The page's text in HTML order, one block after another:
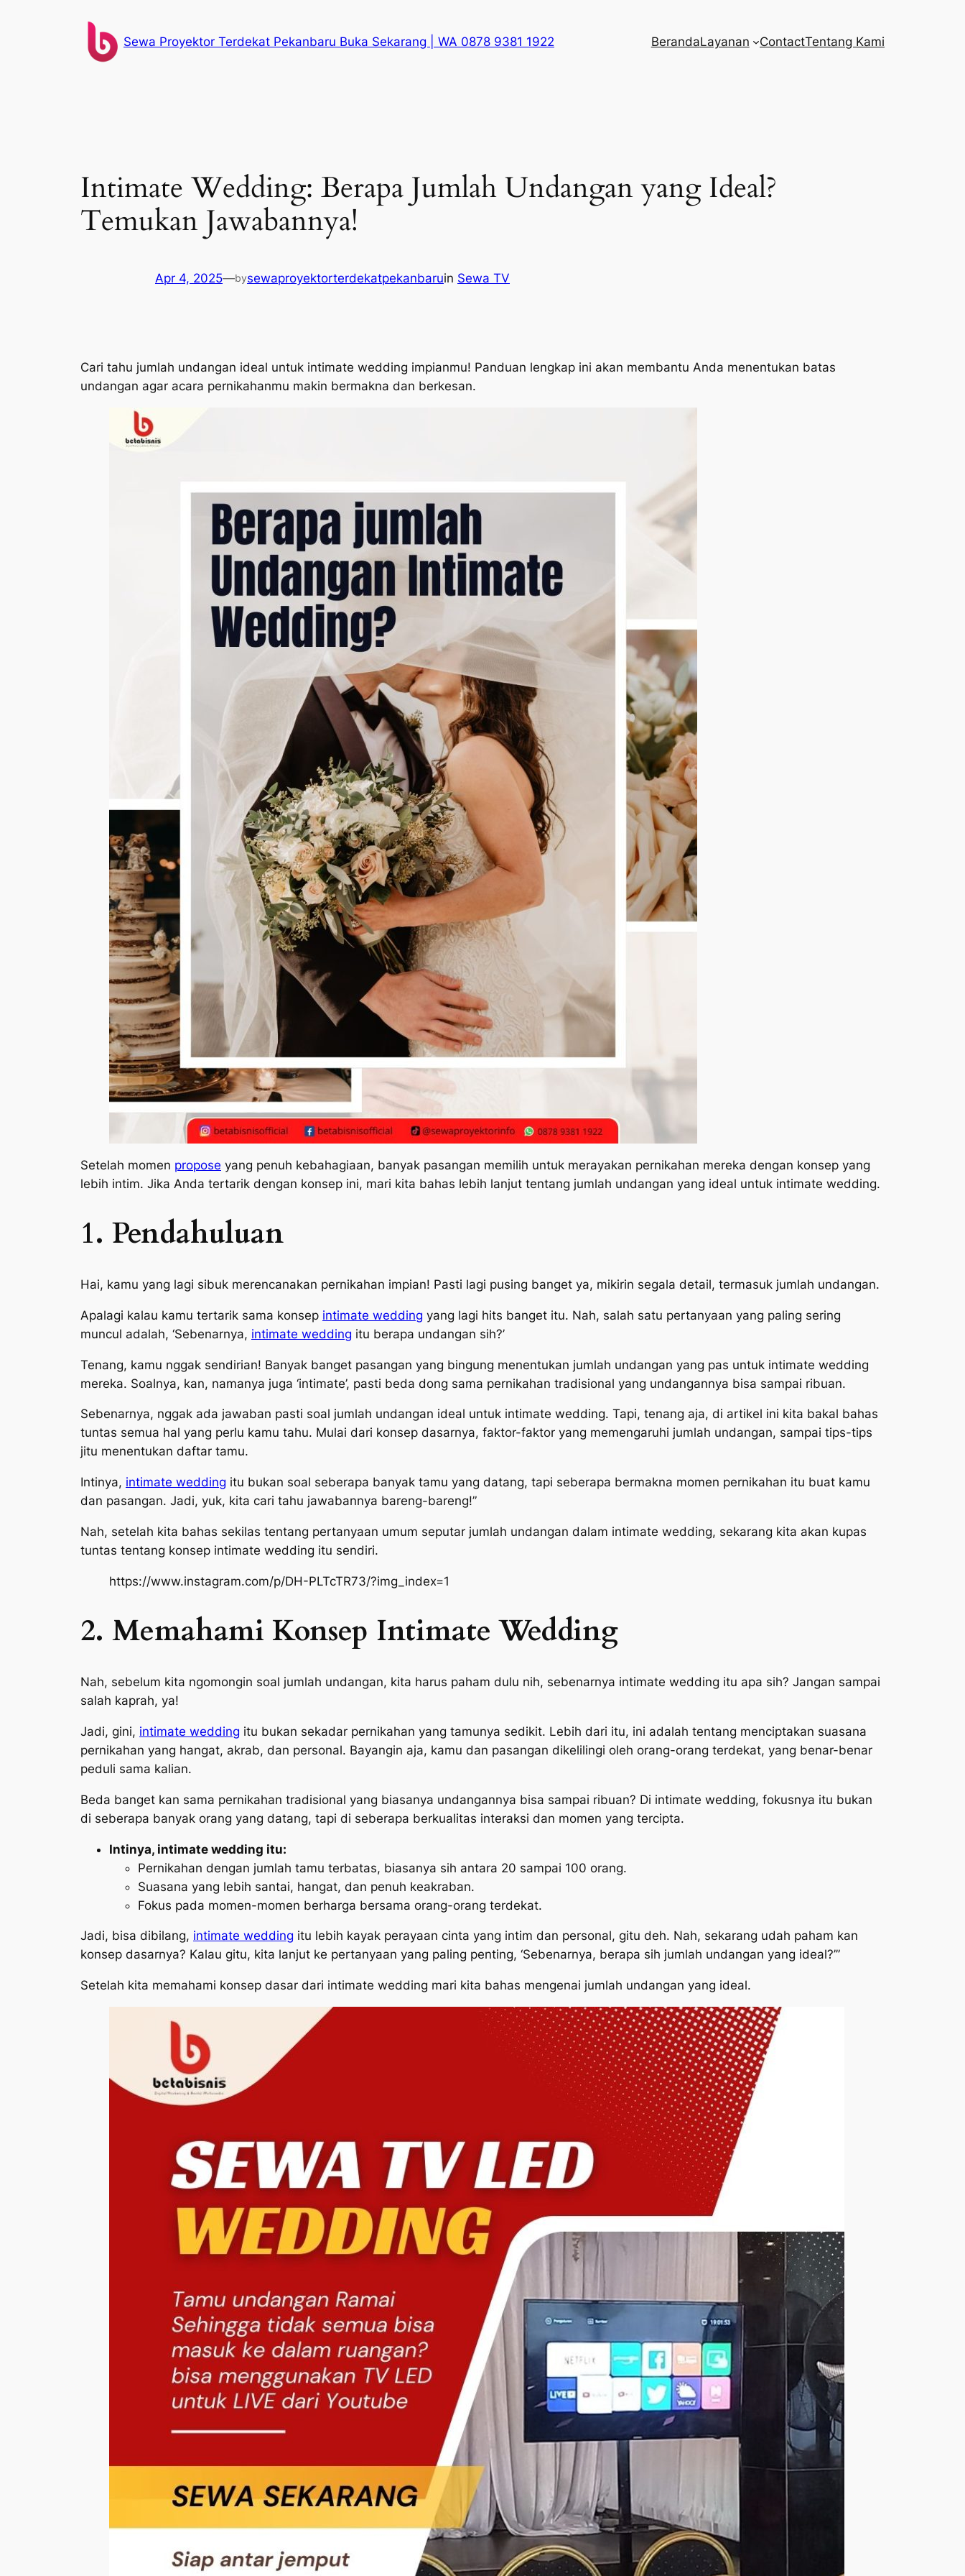
Sewa Proyektor Terdekat Pekanbaru Buka Sekarang | WA 0878 9381 1922 BerandaLayanan ContactTentang Kami
Intimate Wedding: Berapa Jumlah Undangan yang Ideal?
Temukan Jawabannya!
Apr 4, 2025—bysewaproyektorterdekatpekanbaruin Sewa TV
Cari tahu jumlah undangan ideal untuk intimate wedding impianmu! Panduan lengkap ini akan membantu Anda menentukan batas
undangan agar acara pernikahanmu makin bermakna dan berkesan.
Setelah momen propose yang penuh kebahagiaan, banyak pasangan memilih untuk merayakan pernikahan mereka dengan konsep yang
lebih intim. Jika Anda tertarik dengan konsep ini, mari kita bahas lebih lanjut tentang jumlah undangan yang ideal untuk intimate wedding.
1. Pendahuluan
Hai, kamu yang lagi sibuk merencanakan pernikahan impian! Pasti lagi pusing banget ya, mikirin segala detail, termasuk jumlah undangan.
Apalagi kalau kamu tertarik sama konsep intimate wedding yang lagi hits banget itu. Nah, salah satu pertanyaan yang paling sering
muncul adalah, ‘Sebenarnya, intimate wedding itu berapa undangan sih?’
Tenang, kamu nggak sendirian! Banyak banget pasangan yang bingung menentukan jumlah undangan yang pas untuk intimate wedding
mereka. Soalnya, kan, namanya juga ‘intimate’, pasti beda dong sama pernikahan tradisional yang undangannya bisa sampai ribuan.
Sebenarnya, nggak ada jawaban pasti soal jumlah undangan ideal untuk intimate wedding. Tapi, tenang aja, di artikel ini kita bakal bahas
tuntas semua hal yang perlu kamu tahu. Mulai dari konsep dasarnya, faktor-faktor yang memengaruhi jumlah undangan, sampai tips-tips
jitu menentukan daftar tamu.
Intinya, intimate wedding itu bukan soal seberapa banyak tamu yang datang, tapi seberapa bermakna momen pernikahan itu buat kamu
dan pasangan. Jadi, yuk, kita cari tahu jawabannya bareng-bareng!”
Nah, setelah kita bahas sekilas tentang pertanyaan umum seputar jumlah undangan dalam intimate wedding, sekarang kita akan kupas
tuntas tentang konsep intimate wedding itu sendiri.
https://www.instagram.com/p/DH-PLTcTR73/?img_index=1
2. Memahami Konsep Intimate Wedding
Nah, sebelum kita ngomongin soal jumlah undangan, kita harus paham dulu nih, sebenarnya intimate wedding itu apa sih? Jangan sampai
salah kaprah, ya!
Jadi, gini, intimate wedding itu bukan sekadar pernikahan yang tamunya sedikit. Lebih dari itu, ini adalah tentang menciptakan suasana
pernikahan yang hangat, akrab, dan personal. Bayangin aja, kamu dan pasangan dikelilingi oleh orang-orang terdekat, yang benar-benar
peduli sama kalian.
Beda banget kan sama pernikahan tradisional yang biasanya undangannya bisa sampai ribuan? Di intimate wedding, fokusnya itu bukan
di seberapa banyak orang yang datang, tapi di seberapa berkualitas interaksi dan momen yang tercipta.
Intinya, intimate wedding itu:
Pernikahan dengan jumlah tamu terbatas, biasanya sih antara 20 sampai 100 orang.
Suasana yang lebih santai, hangat, dan penuh keakraban.
Fokus pada momen-momen berharga bersama orang-orang terdekat.
Jadi, bisa dibilang, intimate wedding itu lebih kayak perayaan cinta yang intim dan personal, gitu deh. Nah, sekarang udah paham kan
konsep dasarnya? Kalau gitu, kita lanjut ke pertanyaan yang paling penting, ‘Sebenarnya, berapa sih jumlah undangan yang ideal?’”
Setelah kita memahami konsep dasar dari intimate wedding mari kita bahas mengenai jumlah undangan yang ideal.